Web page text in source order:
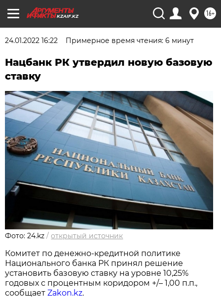
KZAIF.KZ 16+
24.01.2022 16:22 Примерное время чтения: 6 минут
Нацбанк РК утвердил новую базовую
ставку
Фото: 24.kz /открытый источник
Комитет по денежно-кредитной политике
Национального банка РК принял решение
установить базовую ставку на уровне 10,25%
годовых с процентным коридором +/– 1,00 п.п.,
сообщаетZakon.kz.